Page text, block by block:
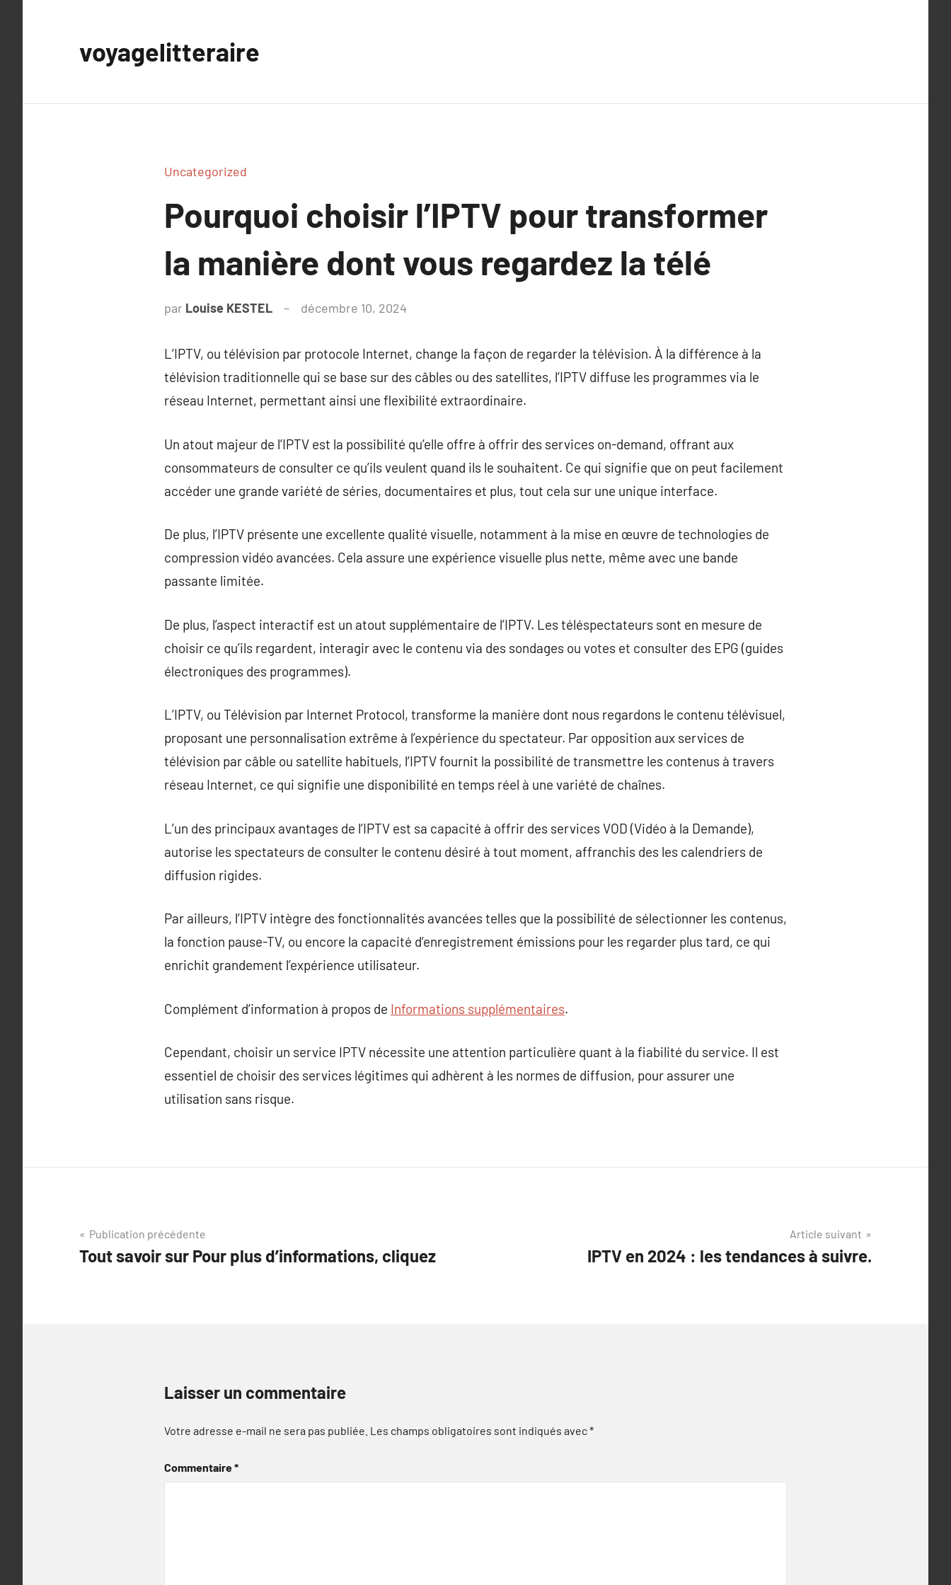
voyagelitteraire
Uncategorized
Pourquoi choisir l’IPTV pour transformer
la manière dont vous regardez la télé
par Louise KESTEL décembre 10, 2024
L’IPTV, ou télévision par protocole Internet, change la façon de regarder la télévision. À la différence à la
télévision traditionnelle qui se base sur des câbles ou des satellites, l’IPTV diffuse les programmes via le
réseau Internet, permettant ainsi une flexibilité extraordinaire.
Un atout majeur de l’IPTV est la possibilité qu’elle offre à offrir des services on-demand, offrant aux
consommateurs de consulter ce qu’ils veulent quand ils le souhaitent. Ce qui signifie que on peut facilement
accéder une grande variété de séries, documentaires et plus, tout cela sur une unique interface.
De plus, l’IPTV présente une excellente qualité visuelle, notamment à la mise en œuvre de technologies de
compression vidéo avancées. Cela assure une expérience visuelle plus nette, même avec une bande
passante limitée.
De plus, l’aspect interactif est un atout supplémentaire de l’IPTV. Les téléspectateurs sont en mesure de
choisir ce qu’ils regardent, interagir avec le contenu via des sondages ou votes et consulter des EPG (guides
électroniques des programmes).
L’IPTV, ou Télévision par Internet Protocol, transforme la manière dont nous regardons le contenu télévisuel,
proposant une personnalisation extrême à l’expérience du spectateur. Par opposition aux services de
télévision par câble ou satellite habituels, l’IPTV fournit la possibilité de transmettre les contenus à travers
réseau Internet, ce qui signifie une disponibilité en temps réel à une variété de chaînes.
L’un des principaux avantages de l’IPTV est sa capacité à offrir des services VOD (Vidéo à la Demande),
autorise les spectateurs de consulter le contenu désiré à tout moment, affranchis des les calendriers de
diffusion rigides.
Par ailleurs, l’IPTV intègre des fonctionnalités avancées telles que la possibilité de sélectionner les contenus,
la fonction pause-TV, ou encore la capacité d’enregistrement émissions pour les regarder plus tard, ce qui
enrichit grandement l’expérience utilisateur.
Complément d’information à propos de Informations supplémentaires.
Cependant, choisir un service IPTV nécessite une attention particulière quant à la fiabilité du service. Il est
essentiel de choisir des services légitimes qui adhèrent à les normes de diffusion, pour assurer une
utilisation sans risque.
Navigation
de
Publication précédente
Tout savoir sur Pour plus d’informations, cliquez
Article suivant
IPTV en 2024 : les tendances à suivre.
Laisser un commentaire
Votre adresse e-mail ne sera pas publiée. Les champs obligatoires sont indiqués avec*
Commentaire*